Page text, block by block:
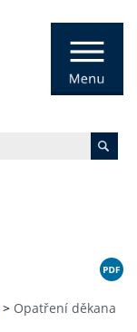
> Opatření děkana